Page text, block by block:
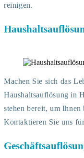
reinigen.
Machen Sie sich das
Haushaltsauflösung in
stehen bereit, um
Kontaktieren Sie uns